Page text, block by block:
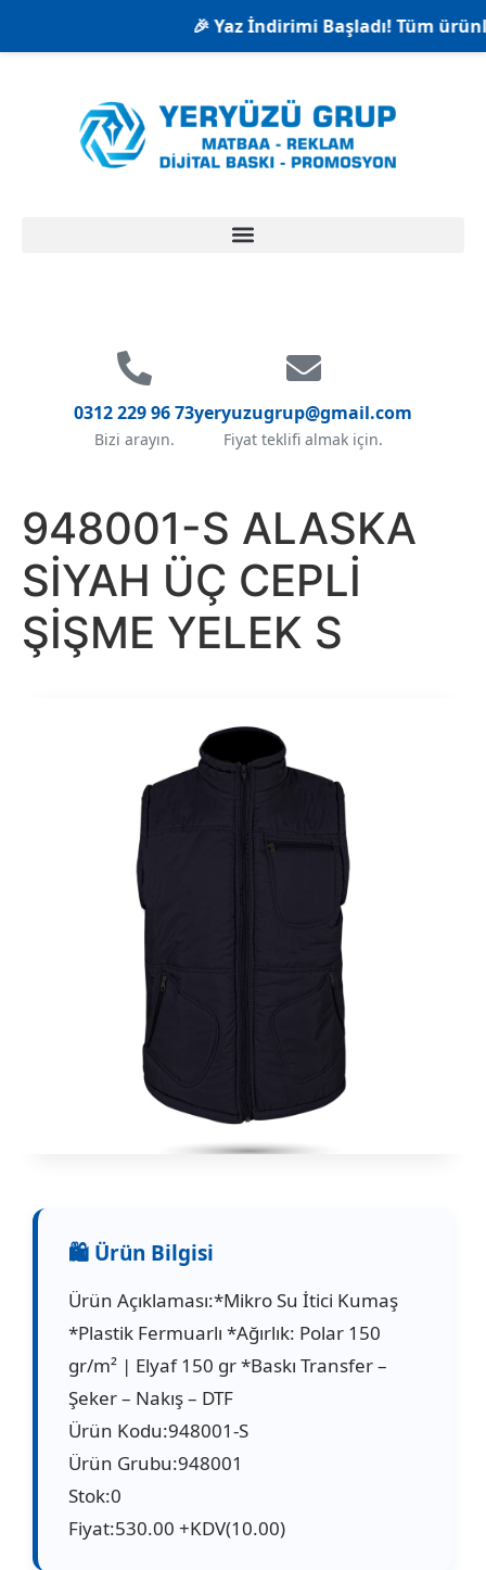
🎉 Yaz İndirimi Başladı! Tüm
0312 229 96 73
Bizi arayın.
yeryuzugrup@gmail.com
Fiyat teklifi almak için.
948001-S ALASKA
SİYAH ÜÇ CEPLİ
ŞİŞME YELEK S
Ürün Açıklaması:*Mikro Su İtici Kumaş
*Plastik Fermuarlı *Ağırlık: Polar 150
gr/m² | Elyaf 150 gr *Baskı Transfer –
Şeker – Nakış – DTF
Ürün Kodu:948001-S
Ürün Grubu:948001
Stok:0
Fiyat:530.00 +KDV(10.00)